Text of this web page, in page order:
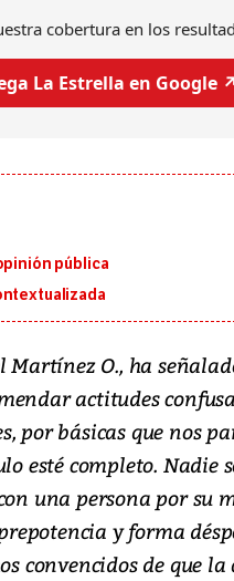
cobertura en los
La Estrella en Google ↗️
pública
O., ha
actitudes
por básicas que nos
esté completo. Nadie
una persona por su
y forma
convencidos de que